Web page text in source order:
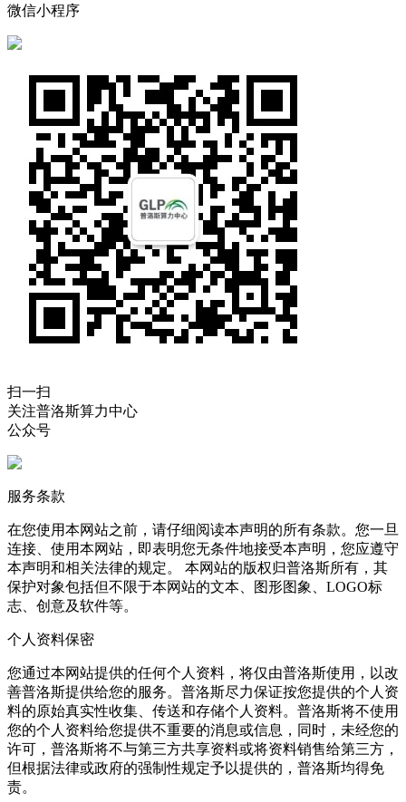
微信小程序
扫一扫
关注普洛斯算力中心
公众号
服务条款
在您使用本网站之前，请仔细阅读本声明的所有条款。您一旦
连接、使用本网站，即表明您无条件地接受本声明，您应遵守
本声明和相关法律的规定。 本网站的版权归普洛斯所有，其
保护对象包括但不限于本网站的文本、图形图象、LOGO标
志、创意及软件等。
个人资料保密
您通过本网站提供的任何个人资料，将仅由普洛斯使用，以改
善普洛斯提供给您的服务。普洛斯尽力保证按您提供的个人资
料的原始真实性收集、传送和存储个人资料。普洛斯将不使用
您的个人资料给您提供不重要的消息或信息，同时，未经您的
许可，普洛斯将不与第三方共享资料或将资料销售给第三方，
但根据法律或政府的强制性规定予以提供的，普洛斯均得免
责。